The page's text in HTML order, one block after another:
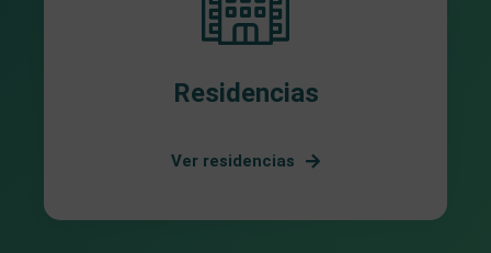
Residencias
Ver residencias